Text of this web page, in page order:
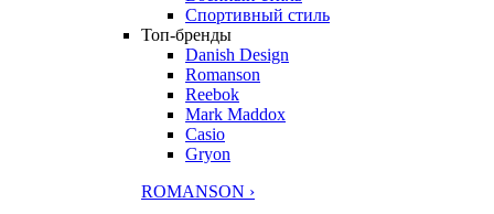
Спортивный стиль
Топ-бренды
Danish Design
Romanson
Reebok
Mark Maddox
Casio
Gryon
ROMANSON ›